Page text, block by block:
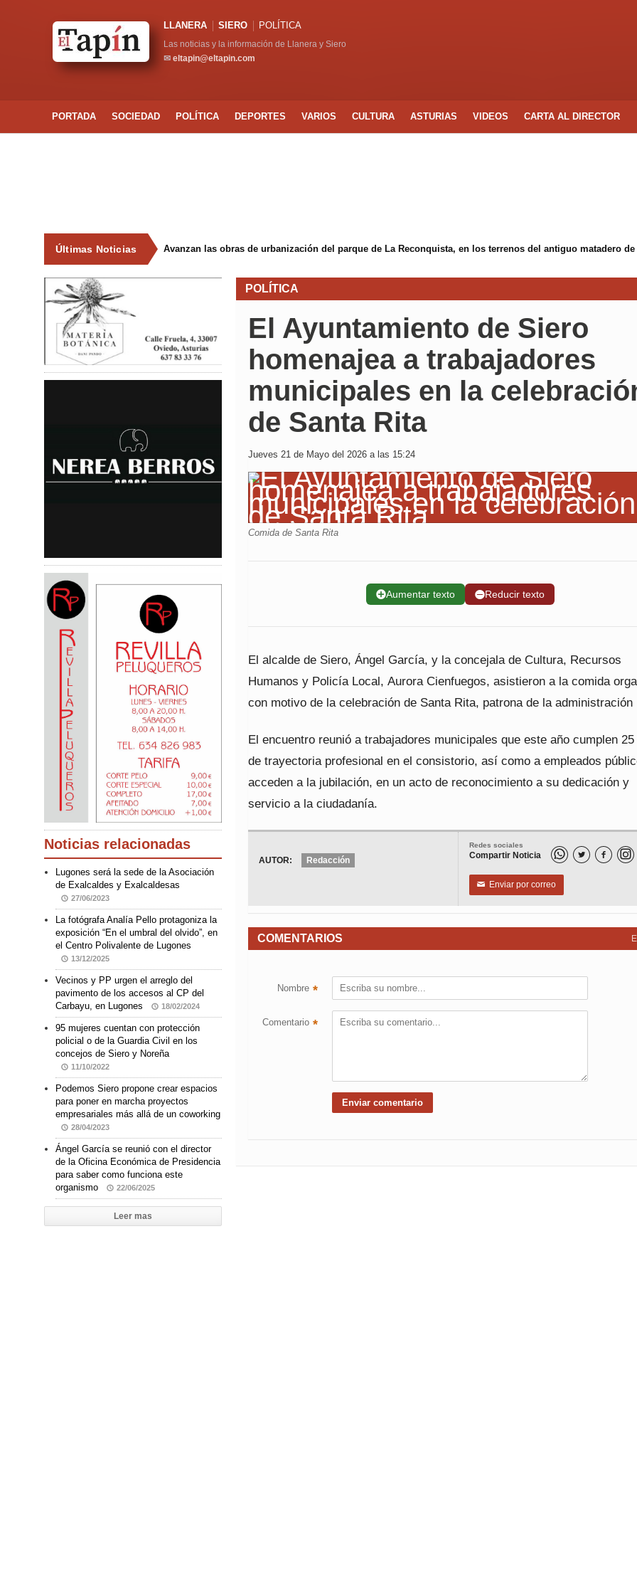
LLANERA SIERO POLÍTICA
Las noticias y la información de Llanera y Siero
✉ eltapin@eltapin.com
PORTADA SOCIEDAD POLÍTICA DEPORTES VARIOS CULTURA ASTURIAS VIDEOS CARTA AL DIRECTOR
Últimas Noticias Avanzan las obras de urbanización del parque de La Reconquista, en los terrenos del antiguo matadero
POLÍTICA
El Ayuntamiento de Siero
homenajea a trabajadores
municipales en la
de Santa Rita
Jueves 21 de Mayo del 2026 a las 15:24
Comida de Santa Rita
➕Aumentar texto ➖Reducir texto
El alcalde de Siero, Ángel García, y la concejala de Cultura, Recursos
Humanos y Policía Local, Aurora Cienfuegos, asistieron a la comida
con motivo de la celebración de Santa Rita, patrona de la administración
El encuentro reunió a trabajadores municipales que este año cumplen
de trayectoria profesional en el consistorio, así como a empleados
acceden a la jubilación, en un acto de reconocimiento a su dedicación y
servicio a la ciudadanía.
Redes sociales
Compartir Noticia  
✉ Enviar por correo
AUTOR: Redacción
COMENTARIOS
Nombre *
Comentario *
Noticias relacionadas
Lugones será la sede de la Asociación
de Exalcaldes y Exalcaldesas
27/06/2023
La fotógrafa Analía Pello protagoniza la
exposición “En el umbral del olvido”, en
el Centro Polivalente de Lugones
13/12/2025
Vecinos y PP urgen el arreglo del
pavimento de los accesos al CP del
Carbayu, en Lugones
18/02/2024
95 mujeres cuentan con protección
policial o de la Guardia Civil en los
concejos de Siero y Noreña
11/10/2022
Podemos Siero propone crear espacios
para poner en marcha proyectos
empresariales más allá de un coworking
28/04/2023
Ángel García se reunió con el director
de la Oficina Económica de Presidencia
para saber como funciona este
organismo
22/06/2025
Leer mas